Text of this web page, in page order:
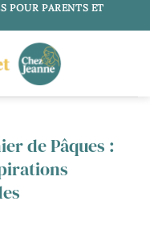
POUR PARENTS ET
de Pâques :